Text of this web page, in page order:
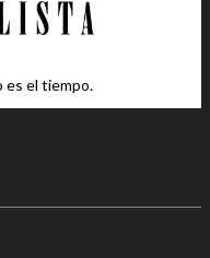
es el tiempo.